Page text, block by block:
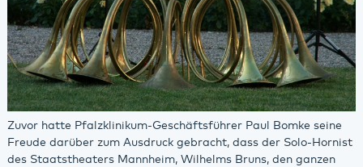
Zuvor hatte Pfalzklinikum-Geschäftsführer Paul Bomke seine
Freude darüber zum Ausdruck gebracht, dass der Solo-Hornist
des Staatstheaters Mannheim, Wilhelms Bruns, den ganzen